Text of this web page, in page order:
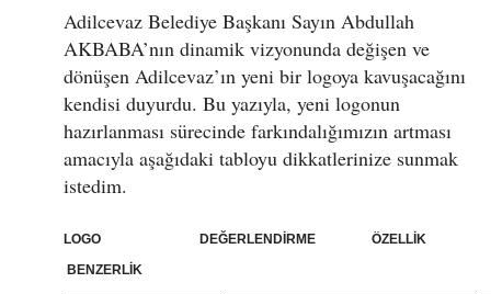
Adilcevaz Belediye Başkanı Sayın Abdullah
AKBABA’nın dinamik vizyonunda değişen ve
dönüşen Adilcevaz’ın yeni bir logoya kavuşacağını
kendisi duyurdu. Bu yazıyla, yeni logonun
hazırlanması sürecinde farkındalığımızın artması
amacıyla aşağıdaki tabloyu dikkatlerinize sunmak
istedim.
LOGO DEĞERLENDİRME ÖZELLİK
BENZERLİK